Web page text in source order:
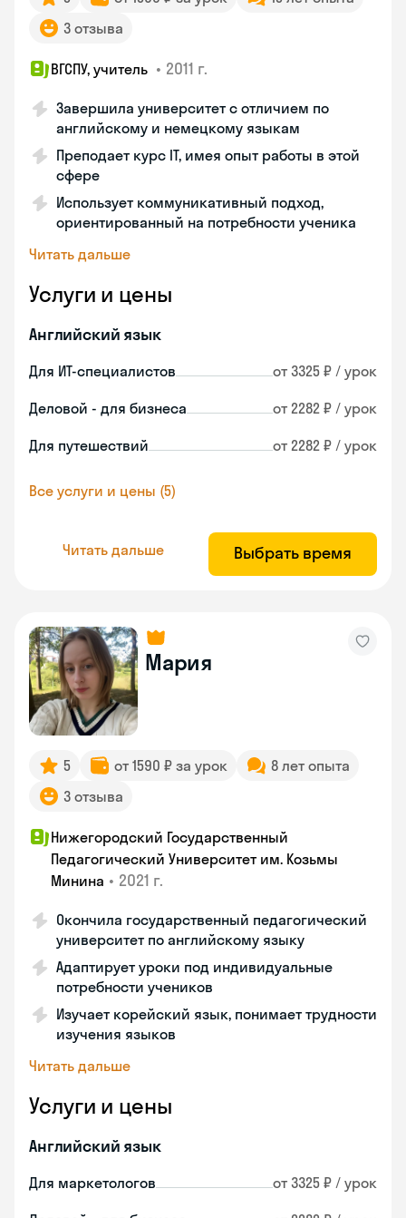
3 отзыва
ВГСПУ, учитель • 2011 г.
Завершила университет с отличием по
английскому и немецкому языкам
Преподает курс IT, имея опыт работы в этой
сфере
Использует коммуникативный подход,
ориентированный на потребности ученика
Читать дальше
Услуги и цены
Английский язык
Для ИТ-специалистов от 3325 ₽ / урок
Деловой - для бизнеса от 2282 ₽ / урок
Для путешествий от 2282 ₽ / урок
Все услуги и цены (5)
Читать дальше Выбрать время
Мария
5 от 1590 ₽ за урок
8 лет опыта
3 отзыва
Нижегородский Государственный
Педагогический Университет им. Козьмы
Минина • 2021 г.
Окончила государственный педагогический
университет по английскому языку
Адаптирует уроки под индивидуальные
потребности учеников
Изучает корейский язык, понимает трудности
изучения языков
Читать дальше
Услуги и цены
Английский язык
Для маркетологов от 3325 ₽ / урок